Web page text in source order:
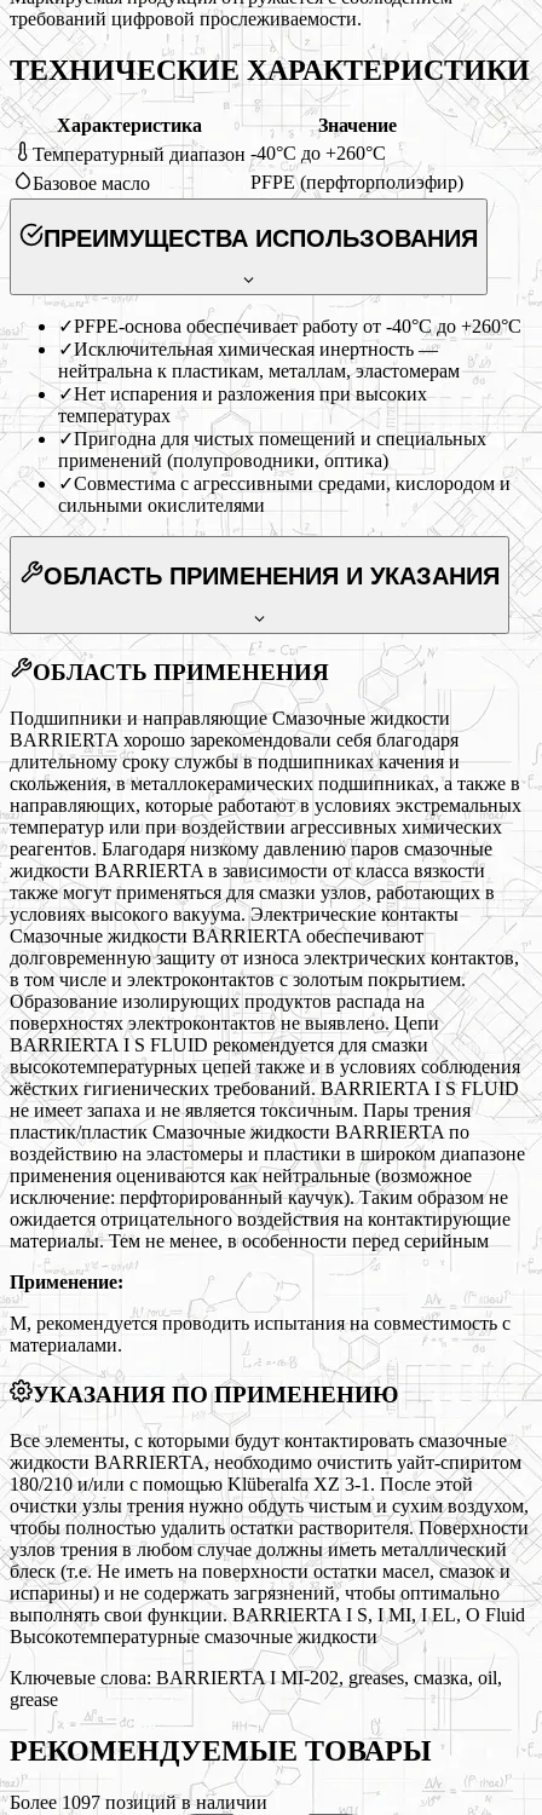
требований цифровой прослеживаемости.
ТЕХНИЧЕСКИЕ ХАРАКТЕРИСТИКИ
Характеристика
Значение
Температурный диапазон -40°C до +260°C
Базовое масло
PFPE (перфторполиэфир)
ПРЕИМУЩЕСТВА ИСПОЛЬЗОВАНИЯ
✓PFPE-основа обеспечивает работу от -40°C до +260°C
✓Исключительная химическая инертность —
нейтральна к пластикам, металлам, эластомерам
✓Нет испарения и разложения при высоких
температурах
✓Пригодна для чистых помещений и специальных
применений (полупроводники, оптика)
✓Совместима с агрессивными средами, кислородом и
сильными окислителями
ОБЛАСТЬ ПРИМЕНЕНИЯ И УКАЗАНИЯ
ОБЛАСТЬ ПРИМЕНЕНИЯ
Подшипники и направляющие Смазочные жидкости
BARRIERTA хорошо зарекомендовали себя благодаря
длительному сроку службы в подшипниках качения и
скольжения, в металлокерамических подшипниках, а также в
направляющих, которые работают в условиях экстремальных
температур или при воздействии агрессивных химических
реагентов. Благодаря низкому давлению паров смазочные
жидкости BARRIERTA в зависимости от класса вязкости
также могут применяться для смазки узлов, работающих в
условиях высокого вакуума. Электрические контакты
Смазочные жидкости BARRIERTA обеспечивают
долговременную защиту от износа электрических контактов,
в том числе и электроконтактов с золотым покрытием.
Образование изолирующих продуктов распада на
поверхностях электроконтактов не выявлено. Цепи
BARRIERTA I S FLUID рекомендуется для смазки
высокотемпературных цепей также и в условиях соблюдения
жёстких гигиенических требований. BARRIERTA I S FLUID
не имеет запаха и не является токсичным. Пары трения
пластик/пластик Смазочные жидкости BARRIERTA по
воздействию на эластомеры и пластики в широком диапазоне
применения оцениваются как нейтральные (возможное
исключение: перфторированный каучук). Таким образом не
ожидается отрицательного воздействия на контактирующие
материалы. Тем не менее, в особенности перед серийным
Применение:
М, рекомендуется проводить испытания на совместимость с
материалами.
УКАЗАНИЯ ПО ПРИМЕНЕНИЮ
Все элементы, с которыми будут контактировать смазочные
жидкости BARRIERTA, необходимо очистить уайт-спиритом
180/210 и/или с помощью Klüberalfa XZ 3-1. После этой
очистки узлы трения нужно обдуть чистым и сухим воздухом,
чтобы полностью удалить остатки растворителя. Поверхности
узлов трения в любом случае должны иметь металлический
блеск (т.е. Не иметь на поверхности остатки масел, смазок и
испарины) и не содержать загрязнений, чтобы оптимально
выполнять свои функции. BARRIERTA I S, I MI, I EL, O Fluid
Высокотемпературные смазочные жидкости
Ключевые слова: BARRIERTA I MI-202, greases, смазка, oil,
grease
РЕКОМЕНДУЕМЫЕ ТОВАРЫ
Более 1097 позиций в наличии